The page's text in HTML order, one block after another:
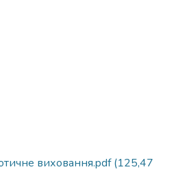
виховання.pdf(125,47